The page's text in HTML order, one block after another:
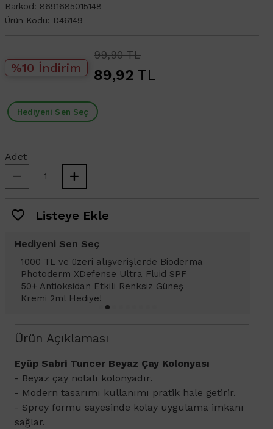
Barkod: 8691685015148
Ürün Kodu: D46149
%10 İndirim
99,90 TL
89,92 TL
Hediyeni Sen Seç
Adet
Listeye Ekle
Hediyeni Sen Seç
1000 TL ve üzeri alışverişlerinizde
Bioderma Photoderm XDefense Ultra
Fluid SPF 50+ Antioksidan Renkli Güneş
Kremi Light 2ml hediye!
Ürün Açıklaması
Eyüp Sabri Tuncer Beyaz Çay Kolonyası
- Beyaz çay notalı kolonyadır.
- Modern tasarımı kullanımı pratik hale getirir.
- Sprey formu sayesinde kolay uygulama imkanı
sağlar.